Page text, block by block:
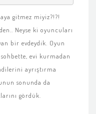
gitmez miyiz?!?!
Neyse ki oyuncuları
bir evdeydik. Oyun
evi kurmadan
ayrıştırma
sonunda da
gördük.